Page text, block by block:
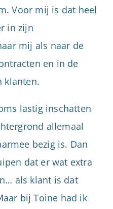
Voor mij is dat heel
in zijn
mij als naar de
en in de
klanten.
lastig inschatten
allemaal
bezig is. Dan
dat er wat extra
als klant is dat
bij Toine had ik